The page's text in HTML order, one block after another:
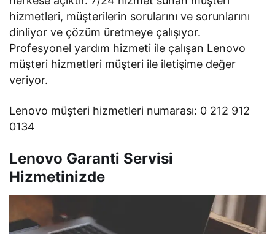
hizmetleri, müşterilerin sorularını ve sorunlarını
dinliyor ve çözüm üretmeye çalışıyor.
Profesyonel yardım hizmeti ile çalışan Lenovo
müşteri hizmetleri müşteri ile iletişime değer
veriyor.
Lenovo müşteri hizmetleri numarası: 0 212 912
0134
Lenovo Garanti Servisi
Hizmetinizde